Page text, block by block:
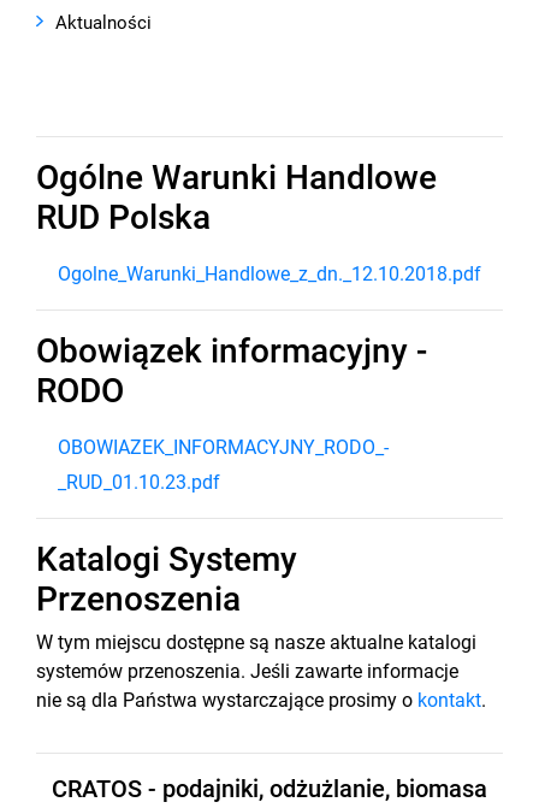
Aktualności
Ogólne Warunki Handlowe
RUD Polska
Ogolne_Warunki_Handlowe_z_dn._12.10.2018.pdf
Obowiązek informacyjny -
RODO
OBOWIAZEK_INFORMACYJNY_RODO_-
_RUD_01.10.23.pdf
Katalogi Systemy
Przenoszenia
W tym miejscu dostępne są nasze aktualne katalogi
systemów przenoszenia. Jeśli zawarte informacje
nie są dla Państwa wystarczające prosimy o kontakt.
CRATOS - podajniki, odżużlanie, biomasa